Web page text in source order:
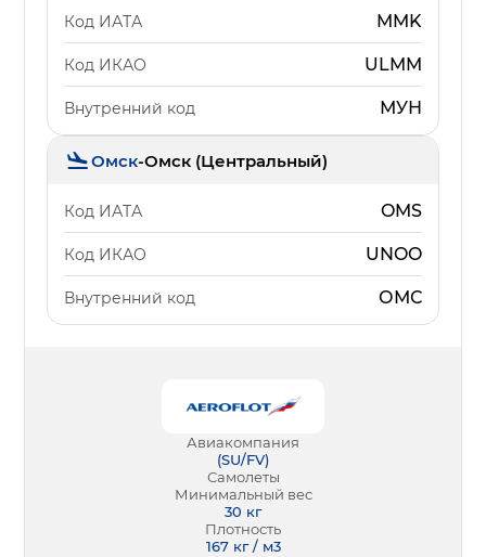
Код ИАТА MMK
Код ИКАО ULMM
Внутренний код МУН
Омск-Омск (Центральный)
Код ИАТА OMS
Код ИКАО UNOO
Внутренний код ОМС
Авиакомпания
(SU/FV)
Самолеты
Минимальный вес
30 кг
Плотность
167 кг / м3